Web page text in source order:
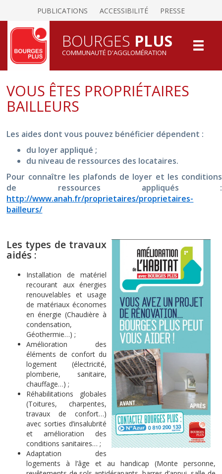
PUBLICATIONS ACCESSIBILITÉ PRESSE
BOURGES PLUS
COMMUNAUTÉ D'AGGLOMÉRATION
VOUS ÊTES PROPRIÉTAIRES
BAILLEURS
Les aides dont vous pouvez bénéficier dépendent :
du loyer appliqué ;
du niveau de ressources des locataires.
Pour connaître les plafonds de loyer et les conditions
de ressources appliqués :
http://www.anah.fr/proprietaires/proprietaires-
bailleurs/
Les types de travaux
aidés :
Installation de matériel
recourant aux énergies
renouvelables et usage
de matériaux économes
en énergie (Chaudière à
condensation,
Géothermie…) ;
Amélioration des
éléments de confort du
logement (électricité,
plomberie, sanitaire,
chauffage…) ;
Réhabilitations globales
(Toitures, charpentes,
travaux de confort…)
avec sorties d’insalubrité
et amélioration des
conditions sanitaires… ;
Adaptation des
logements à l’âge et au handicap (Monte personne,